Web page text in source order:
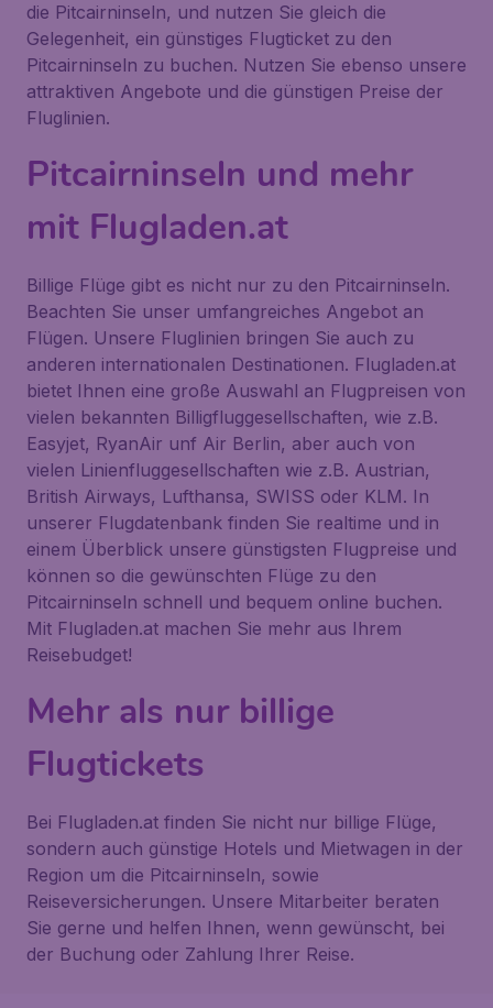
die Pitcairninseln, und nutzen Sie gleich die
Gelegenheit, ein günstiges Flugticket zu den
Pitcairninseln zu buchen. Nutzen Sie ebenso unsere
attraktiven Angebote und die günstigen Preise der
Fluglinien.
Pitcairninseln und mehr
mit Flugladen.at
Billige Flüge gibt es nicht nur zu den Pitcairninseln.
Beachten Sie unser umfangreiches Angebot an
Flügen. Unsere Fluglinien bringen Sie auch zu
anderen internationalen Destinationen. Flugladen.at
bietet Ihnen eine große Auswahl an Flugpreisen von
vielen bekannten Billigfluggesellschaften, wie z.B.
Easyjet, RyanAir unf Air Berlin, aber auch von
vielen Linienfluggesellschaften wie z.B. Austrian,
British Airways, Lufthansa, SWISS oder KLM. In
unserer Flugdatenbank finden Sie realtime und in
einem Überblick unsere günstigsten Flugpreise und
können so die gewünschten Flüge zu den
Pitcairninseln schnell und bequem online buchen.
Mit Flugladen.at machen Sie mehr aus Ihrem
Reisebudget!
Mehr als nur billige
Flugtickets
Bei Flugladen.at finden Sie nicht nur billige Flüge,
sondern auch günstige Hotels und Mietwagen in der
Region um die Pitcairninseln, sowie
Reiseversicherungen. Unsere Mitarbeiter beraten
Sie gerne und helfen Ihnen, wenn gewünscht, bei
der Buchung oder Zahlung Ihrer Reise.